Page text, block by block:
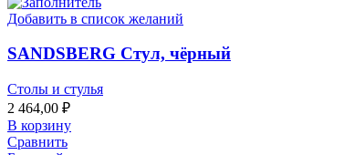
Добавить в список желаний
SANDSBERG Стул, чёрный
Столы и стулья
2 464,00 ₽
В корзину
Сравнить